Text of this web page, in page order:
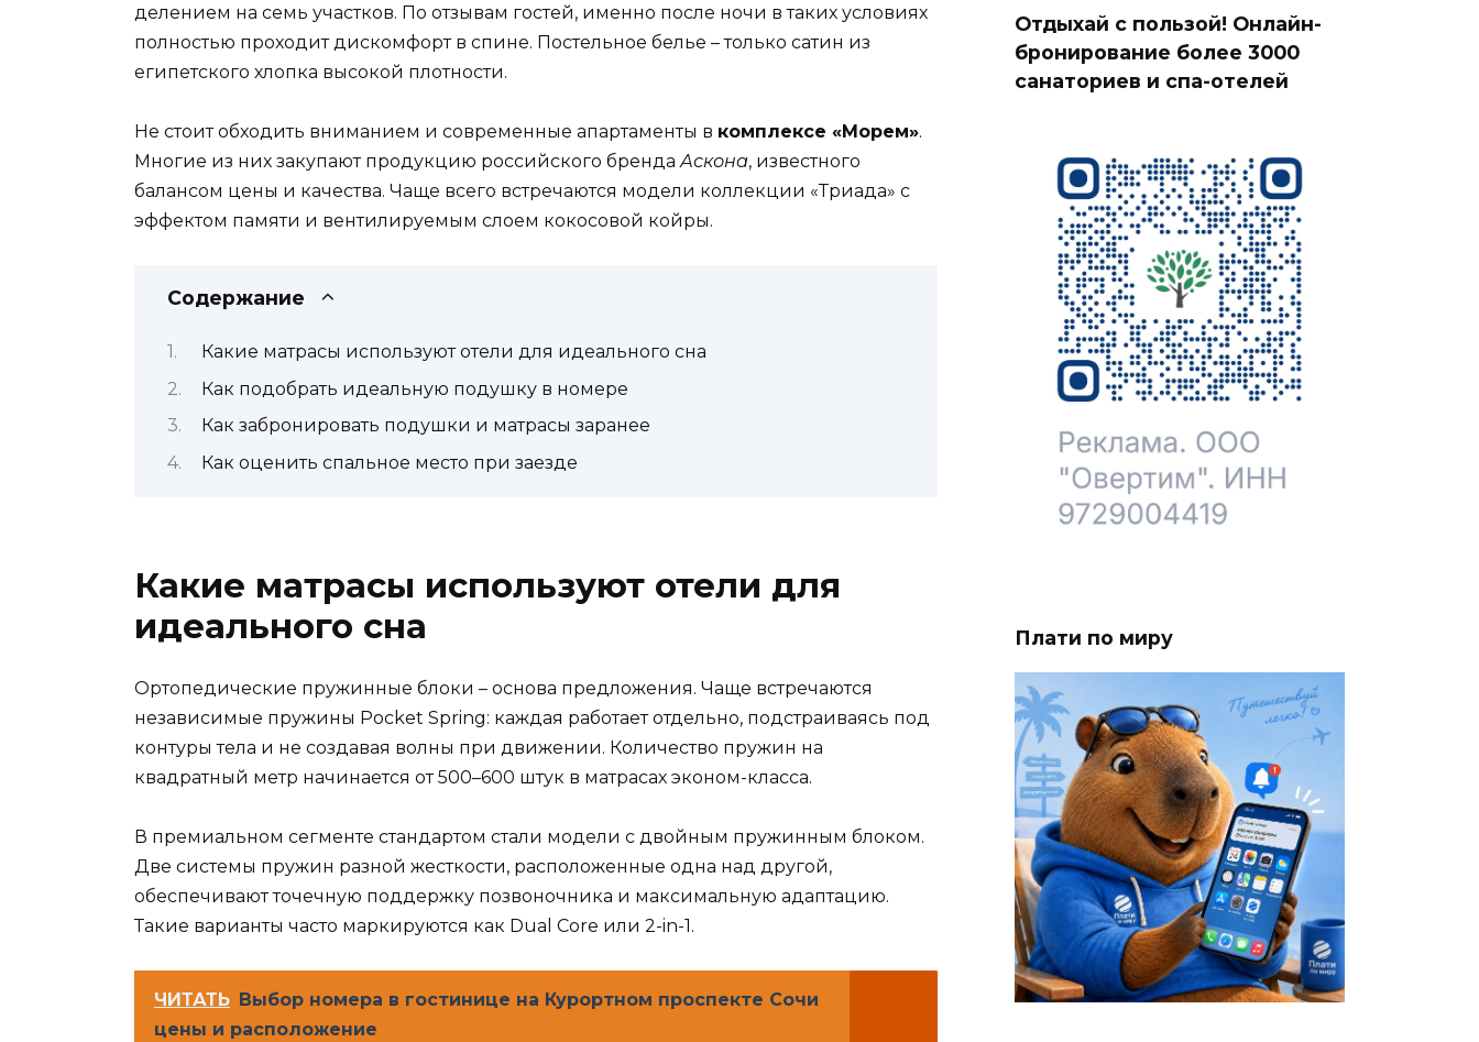
делением на семь участков. По отзывам гостей, именно после ночи в таких условиях
полностью проходит дискомфорт в спине. Постельное белье – только сатин из
египетского хлопка высокой плотности.
Не стоит обходить вниманием и современные апартаменты в комплексе «Морем».
Многие из них закупают продукцию российского бренда Аскона, известного
балансом цены и качества. Чаще всего встречаются модели коллекции «Триада» с
эффектом памяти и вентилируемым слоем кокосовой койры.
Содержание
Какие матрасы используют отели для идеального сна
Как подобрать идеальную подушку в номере
Как забронировать подушки и матрасы заранее
Как оценить спальное место при заезде
Какие матрасы используют отели для
идеального сна
Ортопедические пружинные блоки – основа предложения. Чаще встречаются
независимые пружины Pocket Spring: каждая работает отдельно, подстраиваясь под
контуры тела и не создавая волны при движении. Количество пружин на
квадратный метр начинается от 500–600 штук в матрасах эконом-класса.
В премиальном сегменте стандартом стали модели с двойным пружинным блоком.
Две системы пружин разной жесткости, расположенные одна над другой,
обеспечивают точечную поддержку позвоночника и максимальную адаптацию.
Такие варианты часто маркируются как Dual Core или 2-in-1.
ЧИТАТЬ Выбор номера в гостинице на Курортном проспекте Сочи
цены и расположение
Отдыхай с пользой! Онлайн-
бронирование более 3000
санаториев и спа-отелей
Плати по миру